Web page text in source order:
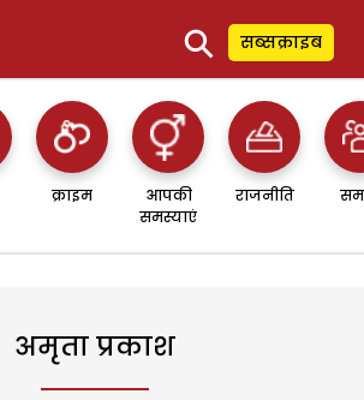
⚲ सब्सक्राइब
क्राइम
आपकी
समस्याएं
राजनीति
अमृता प्रकाश